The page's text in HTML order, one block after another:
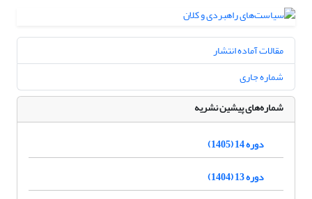
مقالات آماده انتشار
شماره جاری
شماره‌های پیشین نشریه
دوره 14 (1405)
دوره 13 (1404)